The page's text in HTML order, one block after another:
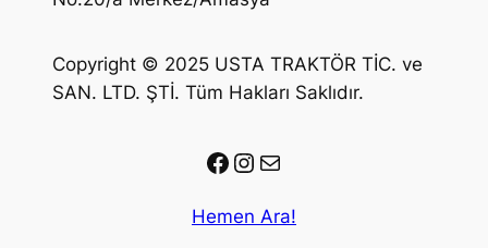
Copyright © 2025 USTA TRAKTÖR TİC. ve
SAN. LTD. ŞTİ. Tüm Hakları Saklıdır.
Facebook
Instagram
E-posta
Hemen Ara!